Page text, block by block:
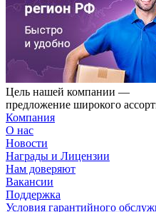
Цель нашей компании —
предложение широкого
Компания
О нас
Новости
Награды и Лицензии
Нам доверяют
Вакансии
Поддержка
Условия гарантийного